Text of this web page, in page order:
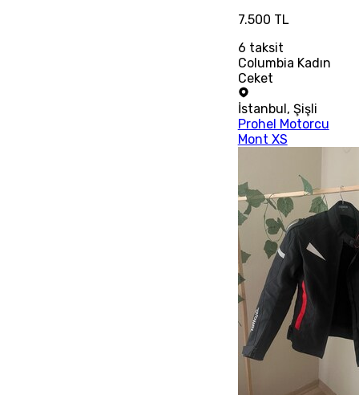
7.500 TL
6 taksit
Columbia Kadın
Ceket
İstanbul, Şişli
Prohel Motorcu
Mont XS